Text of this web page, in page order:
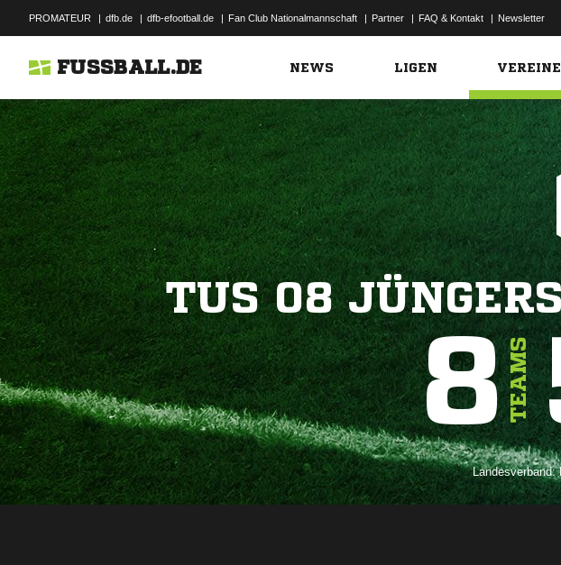
PROMATEUR | dfb.de | dfb-efootball.de | Fan Club Nationalmannschaft | Partner | FAQ & Kontakt | Newsletter
FUSSBALL.DE NEWS LIGEN
TUS 08
8TEAMS
Landesverband: